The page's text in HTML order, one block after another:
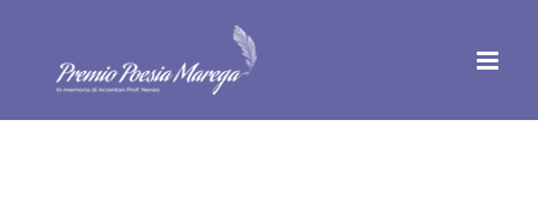
contenuto